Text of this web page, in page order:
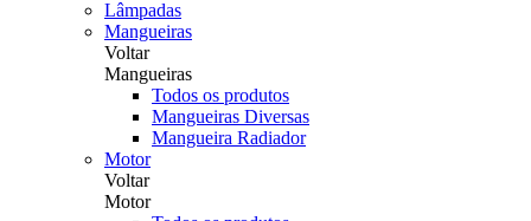
Lâmpadas
Mangueiras
Voltar
Mangueiras
Todos os produtos
Mangueiras Diversas
Mangueira Radiador
Motor
Voltar
Motor